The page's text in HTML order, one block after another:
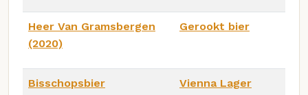
Heer Van Gramsbergen
(2020)
Gerookt bier
Bisschopsbier Vienna Lager